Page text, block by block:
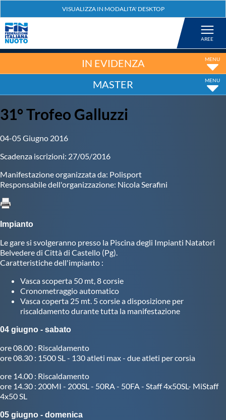
Nuoto
Tuffi
Fondo
Master
Formazione
GUG
Scuole Nuoto
Centri Federali
IN EVIDENZA
MASTER
31° Trofeo Galluzzi
04-05 Giugno 2016
Scadenza iscrizioni: 27/05/2016
Manifestazione organizzata da: Polisport
Responsabile dell'organizzazione: Nicola Serafini
Impianto
Le gare si svolgeranno presso la Piscina degli Impianti Natatori
Belvedere di Città di Castello (Pg).
Caratteristiche dell'impianto :
Vasca scoperta 50 mt, 8 corsie
Cronometraggio automatico
Vasca coperta 25 mt. 5 corsie a disposizione per
riscaldamento durante tutta la manifestazione
04 giugno - sabato
ore 08.00 : Riscaldamento
ore 08.30 : 1500 SL - 130 atleti max - due atleti per corsia
ore 14.00 : Riscaldamento
ore 14.30 : 200MI - 200SL - 50RA - 50FA - Staff 4x50SL- MiStaff
4x50 SL
05 giugno - domenica